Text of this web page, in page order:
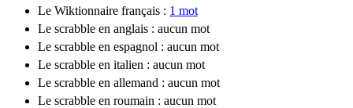
Le Wiktionnaire français : 1 mot
Le scrabble en anglais : aucun mot
Le scrabble en espagnol : aucun mot
Le scrabble en italien : aucun mot
Le scrabble en allemand : aucun mot
Le scrabble en roumain : aucun mot